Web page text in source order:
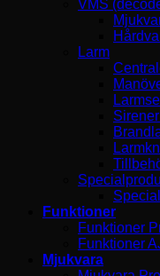
VMS
Larm
Funktioner
Funktioner
Funktioner
Mjukvara